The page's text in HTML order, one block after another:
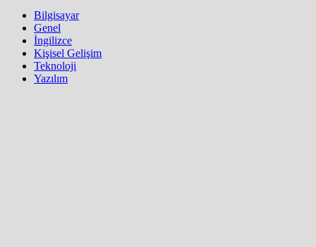
Bilgisayar
Genel
İngilizce
Kişisel Gelişim
Teknoloji
Yazılım